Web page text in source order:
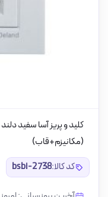
(مکانیزم+قاب)
کد کالا:bsbi-2738